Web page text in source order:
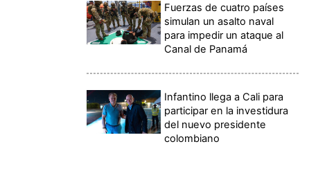
Fuerzas de cuatro países
simulan un asalto naval
para impedir un ataque al
Canal de Panamá
Infantino llega a Cali para
participar en la investidura
del nuevo presidente
colombiano